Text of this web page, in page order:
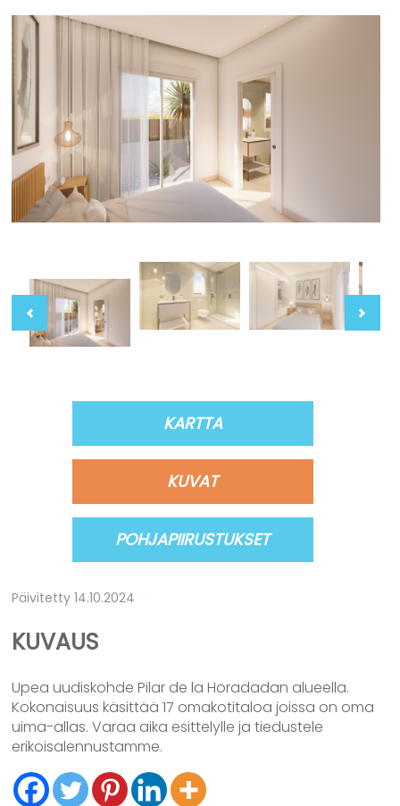
KARTTA
KUVAT
POHJAPIIRUSTUKSET
Päivitetty 14.10.2024
KUVAUS
Upea uudiskohde Pilar de la Horadadan alueella.
Kokonaisuus käsittää 17 omakotitaloa joissa on oma
uima-allas. Varaa aika esittelylle ja tiedustele
erikoisalennustamme.